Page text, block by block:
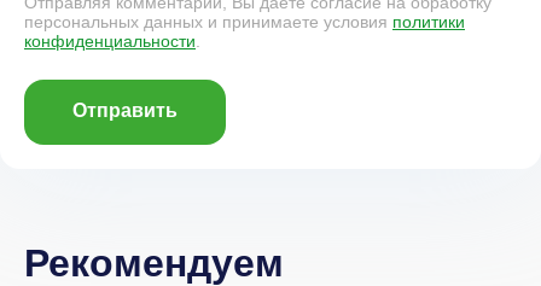
персональных данных и принимаете условия политики
конфиденциальности
Отправить
Рекомендуем